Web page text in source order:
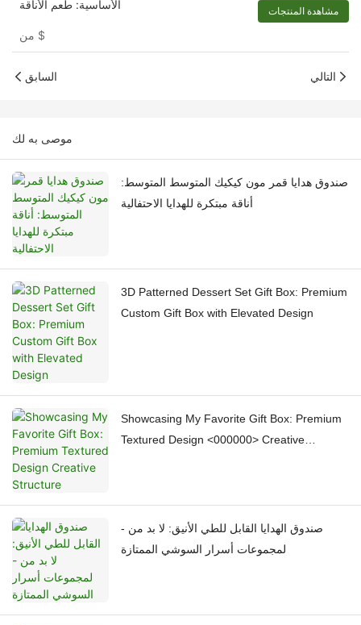
الأساسية: طعم الأناقة
$
مشاهدة المنتجات
السابق التالي
موصى به لك
صندوق هدايا قمر مون كيكيك المتوسط ​​المتوسط:
أناقة مبتكرة للهدايا الاحتفالية
3D Patterned Dessert Set Gift Box: Premium
Custom Gift Box with Elevated Design
Showcasing My Favorite Gift Box: Premium
Textured Design <000000> Creative
صندوق الهدايا القابل للطي الأنيق: لا بد من -
لمجموعات أسرار السوشي الممتازة